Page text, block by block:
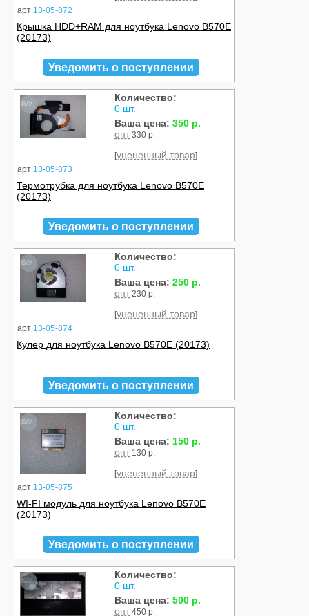
арт 13-05-872
Крышка HDD+RAM для ноутбука Lenovo B570E
(20173)
Уведомить о поступлении
Б/У
арт 13-05-873
Количество:
0 шт.
Ваша цена: 350 р.
опт 330 р.
[уцененный товар]
Термотрубка для ноутбука Lenovo B570E
(20173)
Уведомить о поступлении
Б/У
арт 13-05-874
Количество:
0 шт.
Ваша цена: 250 р.
опт 230 р.
[уцененный товар]
Кулер для ноутбука Lenovo B570E (20173)
Уведомить о поступлении
Б/У
арт 13-05-875
Количество:
0 шт.
Ваша цена: 150 р.
опт 130 р.
[уцененный товар]
WI-FI модуль для ноутбука Lenovo B570E
(20173)
Уведомить о поступлении
Б/У
Количество:
0 шт.
Ваша цена: 500 р.
опт 450 р.